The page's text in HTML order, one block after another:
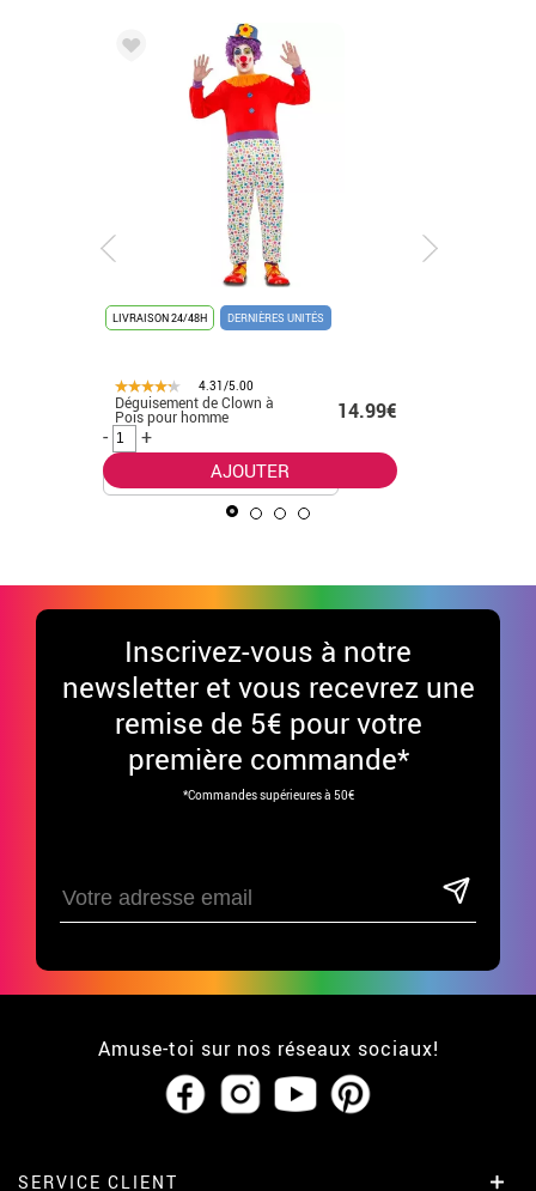
LIVRAISON 24/48H DERNIÈRES UNITÉS
4.31/5.00
Déguisement de Clown à
Pois pour homme
14.99€
-
+
AJOUTER
Inscrivez-vous à notre
newsletter et vous recevrez une
remise de 5€ pour votre
première commande*
*Commandes supérieures à 50€
Amuse-toi sur nos réseaux sociaux!
SERVICE CLIENT